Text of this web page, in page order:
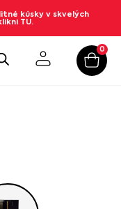
kúsky v skvelých
TU.
0